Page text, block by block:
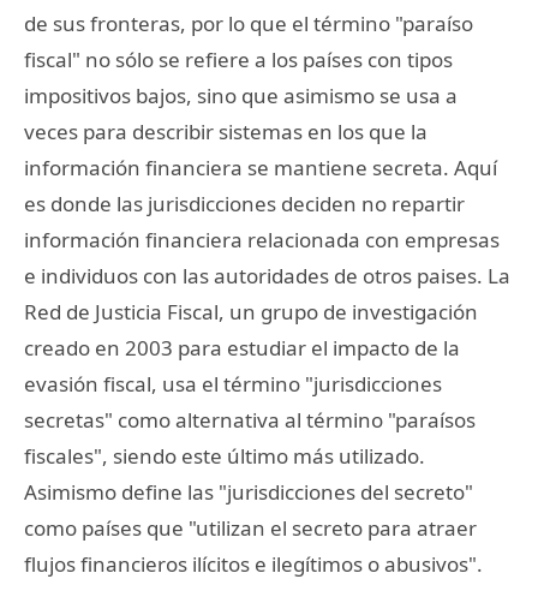
de sus fronteras, por lo que el término "paraíso
fiscal" no sólo se refiere a los países con tipos
impositivos bajos, sino que asimismo se usa a
veces para describir sistemas en los que la
información financiera se mantiene secreta. Aquí
es donde las jurisdicciones deciden no repartir
información financiera relacionada con empresas
e individuos con las autoridades de otros paises. La
Red de Justicia Fiscal, un grupo de investigación
creado en 2003 para estudiar el impacto de la
evasión fiscal, usa el término "jurisdicciones
secretas" como alternativa al término "paraísos
fiscales", siendo este último más utilizado.
Asimismo define las "jurisdicciones del secreto"
como países que "utilizan el secreto para atraer
flujos financieros ilícitos e ilegítimos o abusivos".